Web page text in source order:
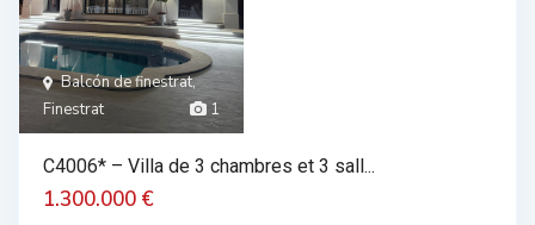
1
Balcón de finestrat,
Finestrat
C4006* – Villa de 3 chambres et 3 sall...
1.300.000 €